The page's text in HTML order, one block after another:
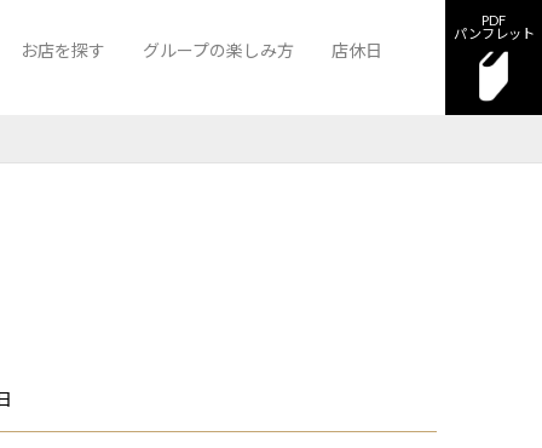
お店を探す グループの楽しみ方 店休日
PDF
パンフレット